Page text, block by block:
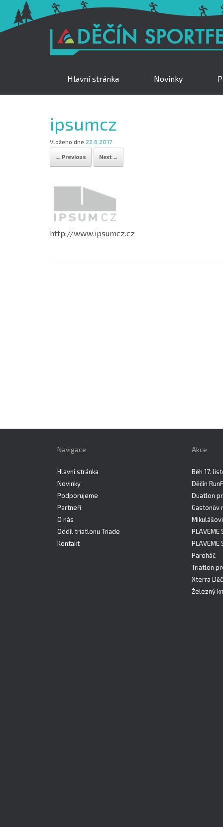
Hlavní stránka Novinky
ipsumcz
Vloženo dne 22.6.2017
← Previous Next →
http://www.ipsumcz.cz
Navigace
Hlavní stránka
Novinky
Podporujeme
Partneři
O nás
Oddíl triatlonu Triade
Kontakt
Akce
Běh 17.
Děčín
Duatlon
Gastonův
PLAVEME
PLAVEME
Paroháč
Triatlon
Xterra
Železný